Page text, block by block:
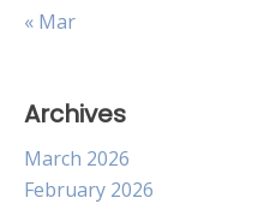
« Mar
Archives
March 2026
February 2026